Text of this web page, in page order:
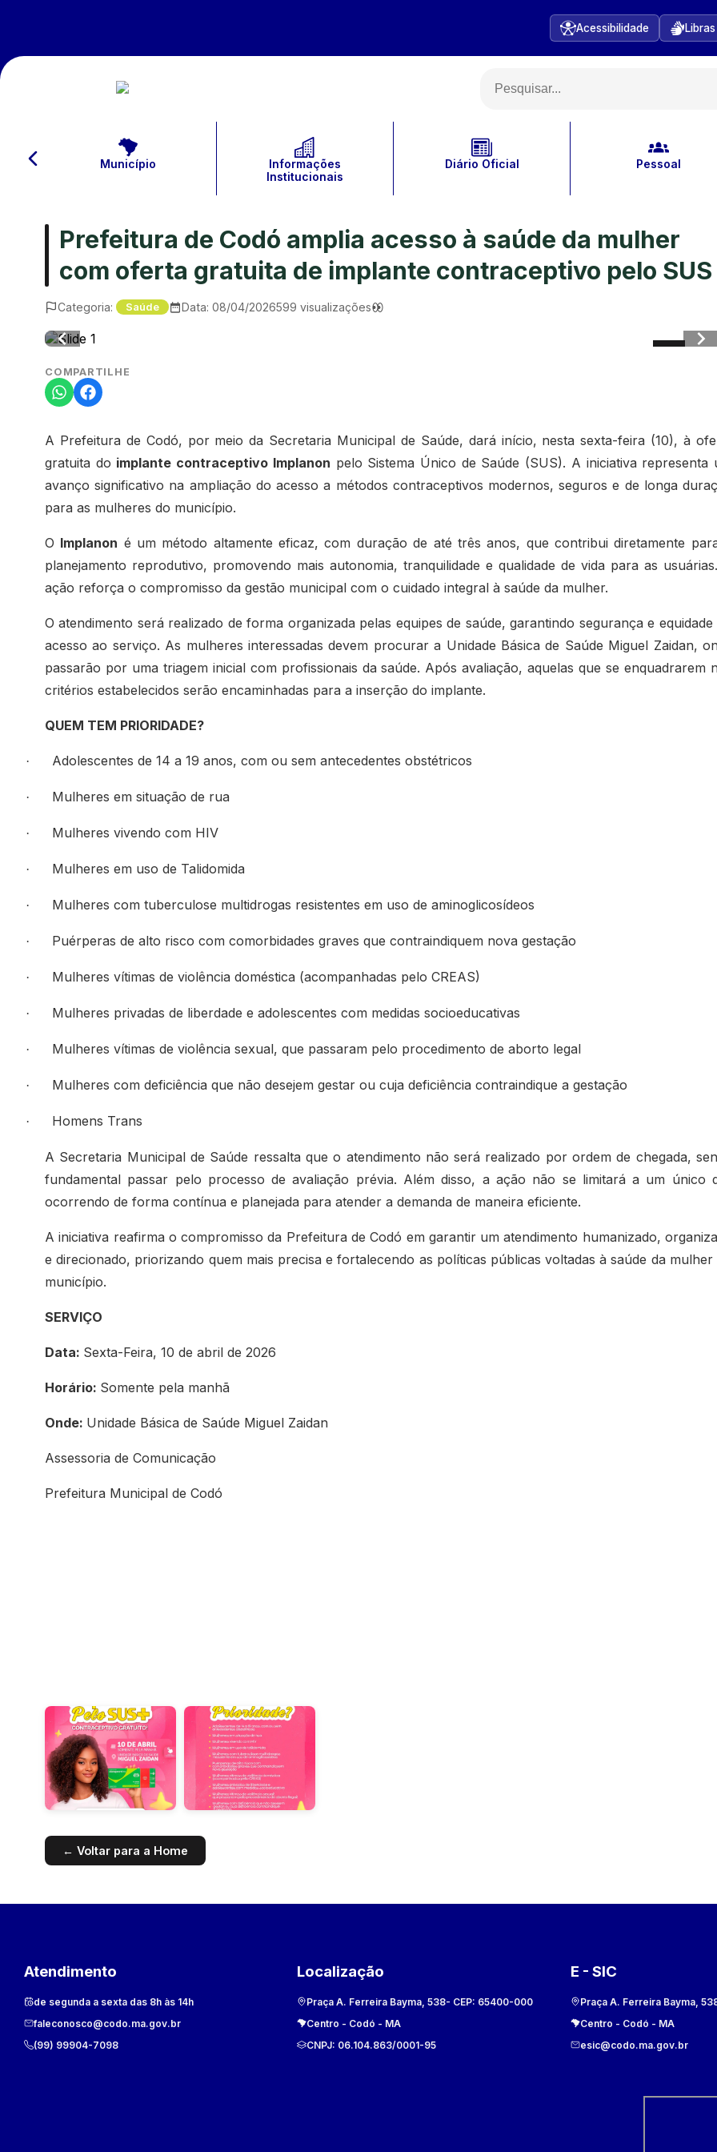
Acessibilidade Libras
Município
Informações
Institucionais
Diário Oficial Pessoal
Prefeitura de Codó amplia acesso à saúde da mulher
com oferta gratuita de implante contraceptivo pelo SUS
Categoria: Saúde Data: 08/04/2026599 visualizações
COMPARTILHE
A Prefeitura de Codó, por meio da Secretaria Municipal de Saúde, dará início, nesta sexta-feira (10), à
gratuita do implante contraceptivo Implanon pelo Sistema Único de Saúde (SUS). A iniciativa representa
avanço significativo na ampliação do acesso a métodos contraceptivos modernos, seguros e de longa
para as mulheres do município.
O Implanon é um método altamente eficaz, com duração de até três anos, que contribui diretamente
planejamento reprodutivo, promovendo mais autonomia, tranquilidade e qualidade de vida para as
ação reforça o compromisso da gestão municipal com o cuidado integral à saúde da mulher.
O atendimento será realizado de forma organizada pelas equipes de saúde, garantindo segurança e equidade
acesso ao serviço. As mulheres interessadas devem procurar a Unidade Básica de Saúde Miguel Zaidan,
passarão por uma triagem inicial com profissionais da saúde. Após avaliação, aquelas que se enquadrarem
critérios estabelecidos serão encaminhadas para a inserção do implante.
QUEM TEM PRIORIDADE?
· Adolescentes de 14 a 19 anos, com ou sem antecedentes obstétricos
· Mulheres em situação de rua
· Mulheres vivendo com HIV
· Mulheres em uso de Talidomida
· Mulheres com tuberculose multidrogas resistentes em uso de aminoglicosídeos
· Puérperas de alto risco com comorbidades graves que contraindiquem nova gestação
· Mulheres vítimas de violência doméstica (acompanhadas pelo CREAS)
· Mulheres privadas de liberdade e adolescentes com medidas socioeducativas
· Mulheres vítimas de violência sexual, que passaram pelo procedimento de aborto legal
· Mulheres com deficiência que não desejem gestar ou cuja deficiência contraindique a gestação
· Homens Trans
A Secretaria Municipal de Saúde ressalta que o atendimento não será realizado por ordem de chegada,
fundamental passar pelo processo de avaliação prévia. Além disso, a ação não se limitará a um único
ocorrendo de forma contínua e planejada para atender a demanda de maneira eficiente.
A iniciativa reafirma o compromisso da Prefeitura de Codó em garantir um atendimento humanizado,
e direcionado, priorizando quem mais precisa e fortalecendo as políticas públicas voltadas à saúde da mulher
município.
SERVIÇO
Data: Sexta-Feira, 10 de abril de 2026
Horário: Somente pela manhã
Onde: Unidade Básica de Saúde Miguel Zaidan
Assessoria de Comunicação
Prefeitura Municipal de Codó
← Voltar para a Home
Atendimento
de segunda a sexta das 8h às 14h
faleconosco@codo.ma.gov.br
(99) 99904-7098
Localização
Praça A. Ferreira Bayma, 538- CEP: 65400-000
Centro - Codó - MA
CNPJ: 06.104.863/0001-95
E - SIC
Praça A. Ferreira Bayma,
Centro - Codó - MA
esic@codo.ma.gov.br